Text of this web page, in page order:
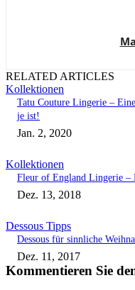
RELATED ARTICLES
Kollektionen
Tatu Couture Lingerie –
je ist!
Jan. 2, 2020
Kollektionen
Fleur of England Lingerie –
Dez. 13, 2018
Dessous Tipps
Dessous für sinnliche
Dez. 11, 2017
Kommentieren Sie